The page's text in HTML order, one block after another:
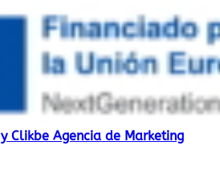
y Clikbe Agencia de Marketing